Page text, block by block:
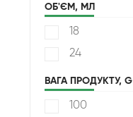
ОБ'ЄМ, МЛ
18
24
ВАГА ПРОДУКТУ, G
100